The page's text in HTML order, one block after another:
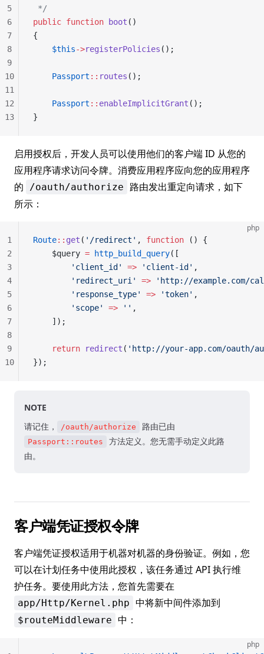
*/
public function boot ()
{
    $this
->registerPolicies ();
    Passport
:: routes ();
    Passport
:: enableImplicitGrant ();
}
5
6
7
8
9
10
11
12
13
启用授权后，开发人员可以使用他们的客户端 ID 从您的
应用程序请求访问令牌。消费应用程序应向您的应用程序
的
/oauth/authorize
路由发出重定向请求，如下
所示：
php
Route:: get ( '/redirect' , function () {
    $query
= http_build_query([
        'client_id'
=> 'client-id' ,
        'redirect_uri'
=> 'http://example.com/
        'response_type'
=> 'token' ,
        'scope'
=> '' ,
    ]);
    return
redirect ( 'http://your-app.com/oauth/
});
1
2
3
4
5
6
7
8
9
10
NOTE
请记住，
/oauth/authorize 路由已由
Passport::routes
方法定义。您无需手动定义此路
由。
客户端凭证授权令牌
客户端凭证授权适用于机器对机器的身份验证。例如，您
可以在计划任务中使用此授权，该任务通过 API 执行维
护任务。要使用此方法，您首先需要在
app/Http/Kernel.php 中将新中间件添加到
$routeMiddleware 中：
php